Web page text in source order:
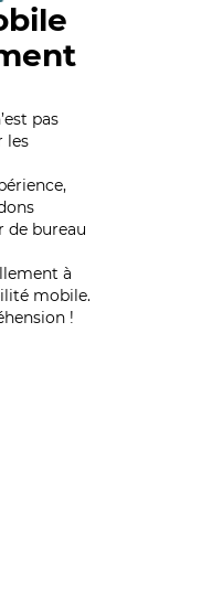
pas
les
de bureau
à
mobile.
!